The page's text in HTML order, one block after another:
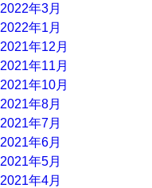
2022年3月
2022年1月
2021年12月
2021年11月
2021年10月
2021年8月
2021年7月
2021年6月
2021年5月
2021年4月